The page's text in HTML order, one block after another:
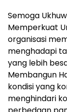
Semoga
Memperkuat
organisasi
menghadapi
yang lebih
Membangun
kondisi yang
menghindari